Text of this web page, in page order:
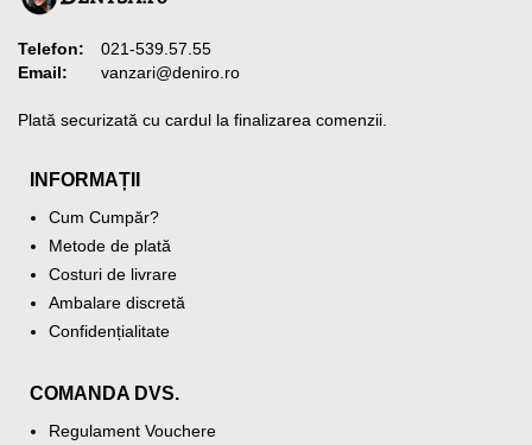
Telefon:
021-539.57.55
Email:
vanzari@deniro.ro
Plată securizată cu cardul la finalizarea comenzii.
INFORMAȚII
Cum Cumpăr?
Metode de plată
Costuri de livrare
Ambalare discretă
Confidențialitate
COMANDA DVS.
Regulament Vouchere